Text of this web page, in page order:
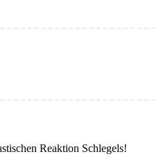
Reaktion Schlegels!